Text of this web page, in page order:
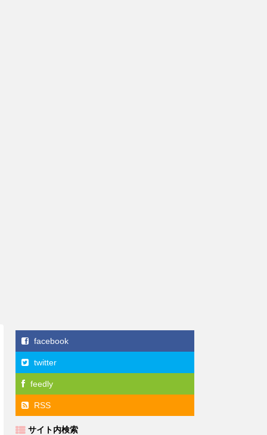
facebook
twitter
feedly
RSS
サイト内検索